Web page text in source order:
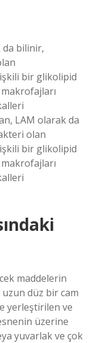
bilinir,
bir glikolipid
LAM olarak da
olan
bir glikolipid
maddelerin
uzun düz bir cam
yerleştirilen ve
üzerine
yuvarlak ve çok